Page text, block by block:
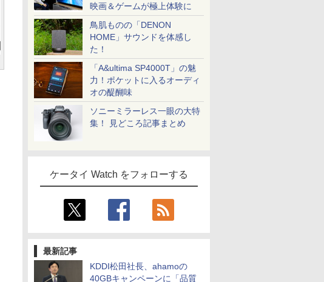
映画＆ゲームが極上体験に
鳥肌ものの「DENON
HOME」サウンドを体感し
た！
「A&ultima SP4000T」の魅
力！ポケットに入るオーディ
オの醍醐味
ソニーミラーレス一眼の大特
集！ 見どころ記事まとめ
ケータイ Watch をフォローする
最新記事
KDDI松田社長、ahamoの
40GBキャンペーンに「品質